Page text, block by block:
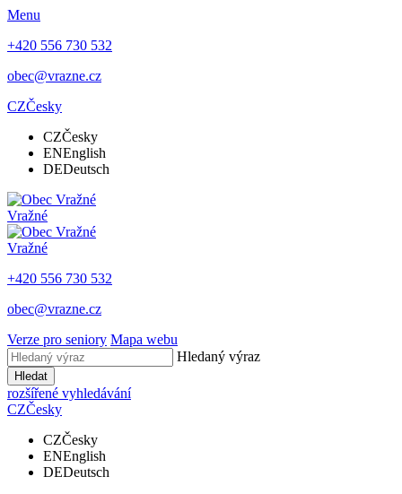
Menu
+420 556 730 532
obec@vrazne.cz
CZČesky
CZČesky
ENEnglish
DEDeutsch
Vražné
Vražné
+420 556 730 532
obec@vrazne.cz
Verze pro seniory Mapa webu
Hledaný výraz
Hledat
rozšířené vyhledávání
CZČesky
CZČesky
ENEnglish
DEDeutsch